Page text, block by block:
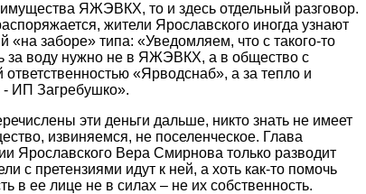
имущества ЯЖЭВКХ, то и здесь отдельный разговор.
жители Ярославского иногда узнают
«на заборе» типа: «Уведомляем, что с такого-то
за воду нужно не в ЯЖЭВКХ, а в общество с
ответственностью «Ярводснаб», а за тепло и
- ИП Загребушко».
эти деньги дальше, никто знать не имеет
извиняемся, не поселенческое. Глава
Ярославского Вера Смирнова только разводит
с претензиями идут к ней, а хоть как-то помочь
в ее лице не в силах – не их собственность.